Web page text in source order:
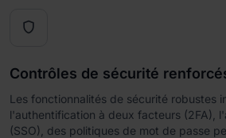

Contrôles de sécurité
Les fonctionnalités de sécurité robustes
l'authentification à deux facteurs (2FA),
(SSO), des politiques de mot de passe